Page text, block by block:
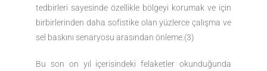
tedbirleri sayesinde özellikle bölgeyi korumak ve için
birbirlerinden daha sofistike olan yüzlerce çalışma ve
sel baskını senaryosu arasından önleme.(3)
Bu son on yıl içerisindeki felaketler okunduğunda